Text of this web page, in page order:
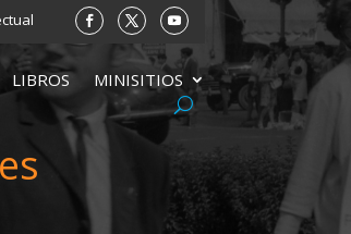
LIBROS MINISITIOS